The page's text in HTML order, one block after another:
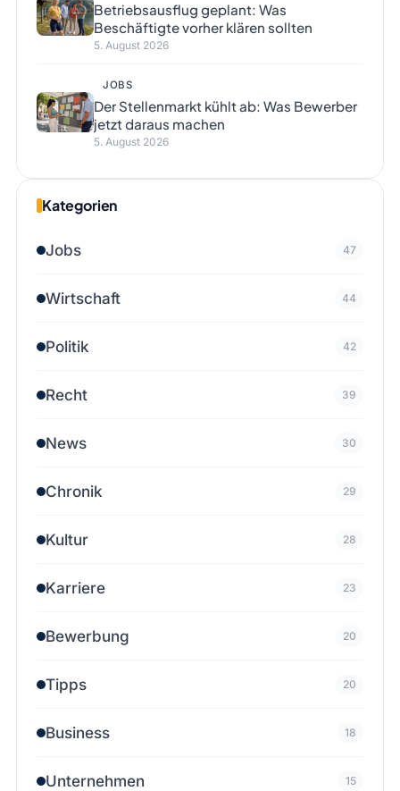
Betriebsausflug geplant: Was
Beschäftigte vorher klären sollten
5. August 2026
JOBS
Der Stellenmarkt kühlt ab: Was Bewerber
jetzt daraus machen
5. August 2026
Kategorien
Jobs 47
Wirtschaft 44
Politik 42
Recht 39
News 30
Chronik 29
Kultur 28
Karriere 23
Bewerbung 20
Tipps 20
Business 18
Unternehmen 15